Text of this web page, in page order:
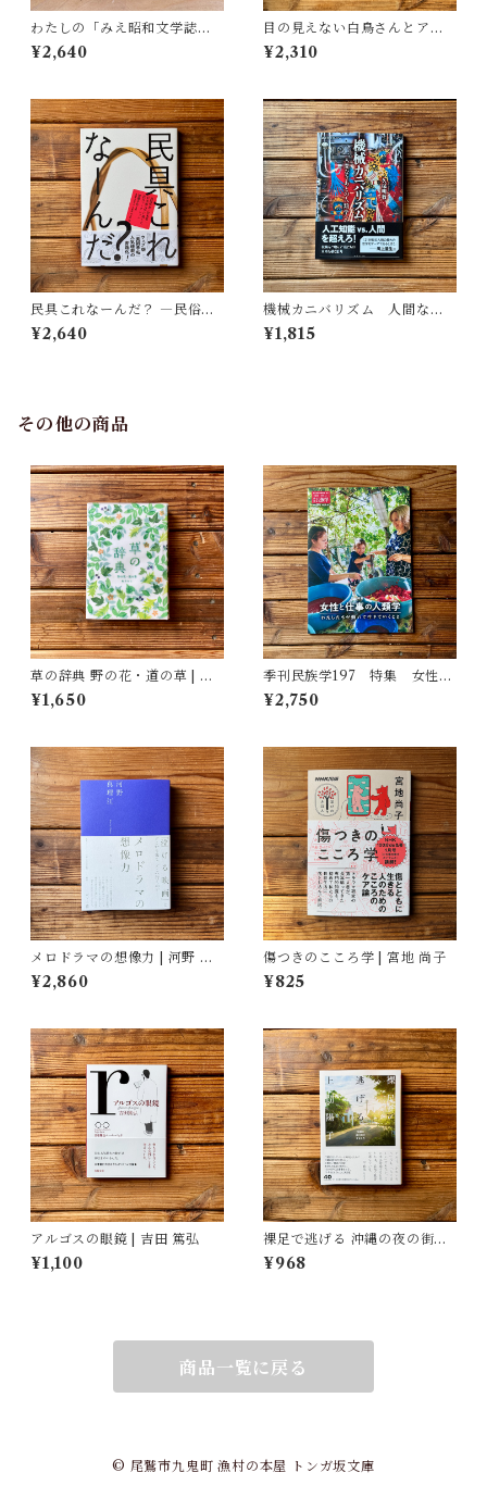
わたしの「みえ昭和文学誌」 |
藤田 明
¥2,640
目の見えない白鳥さんとアー
トを見にいく | 川内 有緒
¥2,310
民具これなーんだ？ ―民俗学
者・宮本常一が美術大学に遺
した民具コレクション | 加藤幸
¥2,640
機械カニバリズム 人間なき
あとの人類学へ｜久保 明教
¥1,815
その他の商品
草の辞典 野の花・道の草 | 森
乃おと, ささきみえこ（イラス
ト）
¥1,650
季刊民族学197 特集 女性と
仕事の人類学：わたしたちが
働いて生きていくこと
¥2,750
メロドラマの想像力 | 河野 真
理江
¥2,860
傷つきのこころ学 | 宮地 尚子
¥825
アルゴスの眼鏡 | 吉田 篤弘
¥1,100
裸足で逃げる 沖縄の夜の街の
少女たち | 上間 陽子
¥968
商品一覧に戻る
© 尾鷲市九鬼町 漁村の本屋 トンガ坂文庫